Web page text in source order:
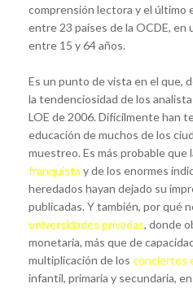
comprensión lectora y el último
entre 23 países de la OCDE, en
entre 15 y 64 años.
Es un punto de vista en el que,
la tendenciosidad de los
LOE de 2006. Difícilmente han
educación de muchos de los
muestreo. Es más probable que
franquista y de los enormes
heredados hayan dejado su
publicadas. Y también, por qué
universidades privadas, donde
monetaria, más que de
multiplicación de los conciertos
infantil, primaria y secundaria,